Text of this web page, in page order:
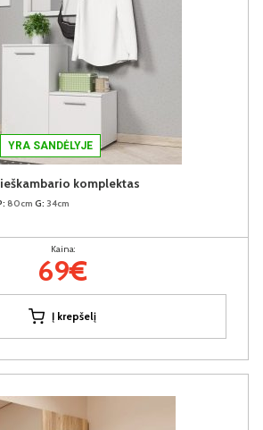
YRA SANDĖLYJE
komplektas
80cm G: 34cm
Kaina:
69€
Į krepšelį